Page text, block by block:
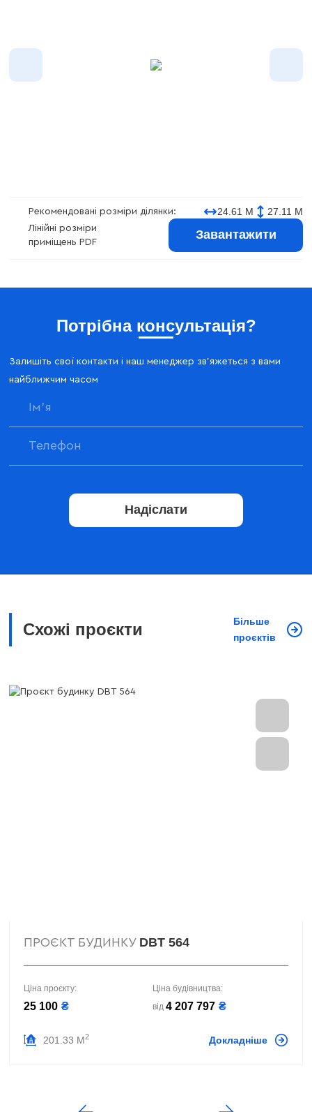
Рекомендовані розміри ділянки: 24.61 М 27.11 М
Лінійні розміри
приміщень PDF
Завантажити
Потрібна консультація?
Залишіть свої контакти і наш менеджер зв'яжеться з вами
найближчим часом
Надіслати
Схожі проєкти
Більше
проєктів
ПРОЄКТ БУДИНКУ DBT 564
Ціна проєкту:
25 100 ₴
Ціна будівництва:
від 4 207 797 ₴
201.33 М2 Докладніше